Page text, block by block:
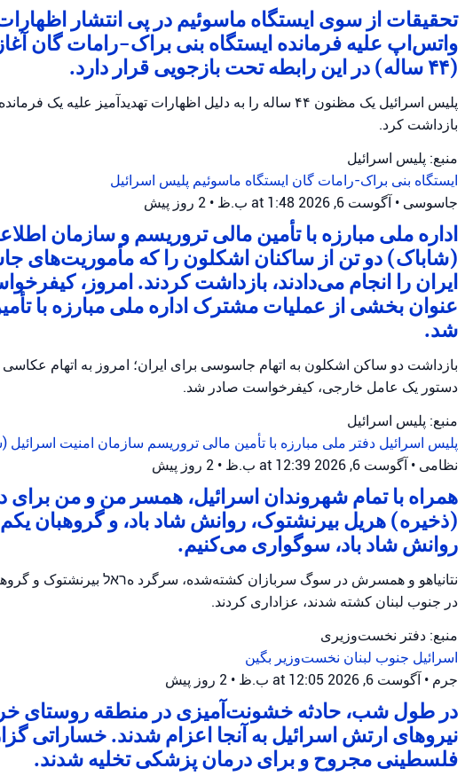
تحقیقات از سوی ایستگاه ماسوئیم در پی انتشار
واتس‌اپ علیه فرمانده ایستگاه بنی براک-رامات گان
(۴۴ ساله) در این رابطه تحت بازجویی قرار دارد.
پلیس اسرائیل یک مظنون ۴۴ ساله را به دلیل اظهارات تهدیدآمیز
بازداشت کرد.
منبع: پلیس اسرائیل
ایستگاه بنی براک-رامات گان ایستگاه ماسوئیم پلیس اسرائیل
جاسوسی • آگوست 6, 2026 at 1:48 ب.ظ • 2 روز پیش
اداره ملی مبارزه با تأمین مالی تروریسم و سازمان
(شاباک) دو تن از ساکنان اشکلون را که مأموریت‌های
ایران را انجام می‌دادند، بازداشت کردند. امروز،
عنوان بخشی از عملیات مشترک اداره ملی مبارزه با
شد.
بازداشت دو ساکن اشکلون به اتهام جاسوسی برای ایران؛ امروز به اتهام
دستور یک عامل خارجی، کیفرخواست صادر شد.
منبع: پلیس اسرائیل
پلیس اسرائیل دفتر ملی مبارزه با تأمین مالی تروریسم سازمان امنیت اسرائیل
نظامی • آگوست 6, 2026 at 12:39 ب.ظ • 2 روز پیش
همراه با تمام شهروندان اسرائیل، همسر من و من
(ذخیره) هریل بیرنشتوک، روانش شاد باد، و گروهبان یکم
روانش شاد باد، سوگواری می‌کنیم.
نتانیاهو و همسرش در سوگ سربازان کشته‌شده، سرگرد هראל بیرنشتوک و
در جنوب لبنان کشته شدند، عزاداری کردند.
منبع: دفتر نخست‌وزیری
اسرائیل جنوب لبنان نخست‌وزیر بگین
جرم • آگوست 6, 2026 at 12:05 ب.ظ • 2 روز پیش
در طول شب، حادثه خشونت‌آمیزی در منطقه روستای
نیروهای ارتش اسرائیل به آنجا اعزام شدند. خساراتی
فلسطینی مجروح و برای درمان پزشکی تخلیه شدند.